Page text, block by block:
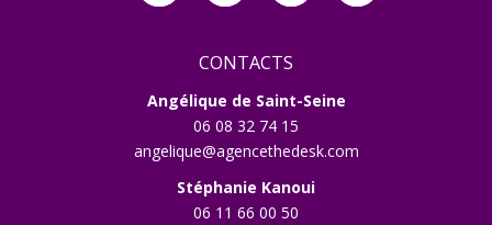
CONTACTS
Angélique de Saint-Seine
06 08 32 74 15
angelique@agencethedesk.com
Stéphanie Kanoui
06 11 66 00 50